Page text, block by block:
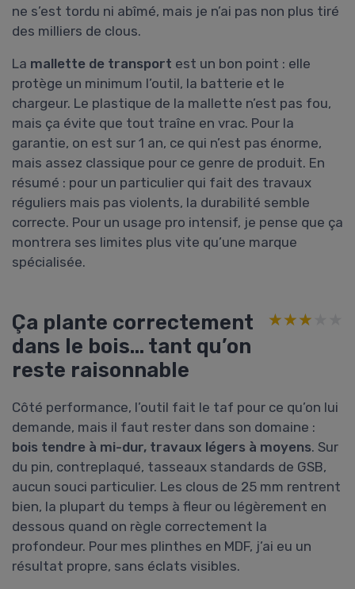
ne s’est tordu ni abîmé, mais je n’ai pas non plus tiré
des milliers de clous.
La mallette de transport est un bon point : elle
protège un minimum l’outil, la batterie et le
chargeur. Le plastique de la mallette n’est pas fou,
mais ça évite que tout traîne en vrac. Pour la
garantie, on est sur 1 an, ce qui n’est pas énorme,
mais assez classique pour ce genre de produit. En
résumé : pour un particulier qui fait des travaux
réguliers mais pas violents, la durabilité semble
correcte. Pour un usage pro intensif, je pense que ça
montrera ses limites plus vite qu’une marque
spécialisée.
Ça plante correctement
dans le bois… tant qu’on
reste raisonnable
★★★★★
★★★★★
Côté performance, l’outil fait le taf pour ce qu’on lui
demande, mais il faut rester dans son domaine :
bois tendre à mi-dur, travaux légers à moyens. Sur
du pin, contreplaqué, tasseaux standards de GSB,
aucun souci particulier. Les clous de 25 mm rentrent
bien, la plupart du temps à fleur ou légèrement en
dessous quand on règle correctement la
profondeur. Pour mes plinthes en MDF, j’ai eu un
résultat propre, sans éclats visibles.